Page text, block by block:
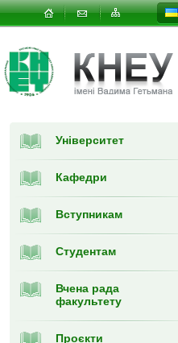
Університет
Кафедри
Вступникам
Студентам
Вчена рада
факультету
Проєкти